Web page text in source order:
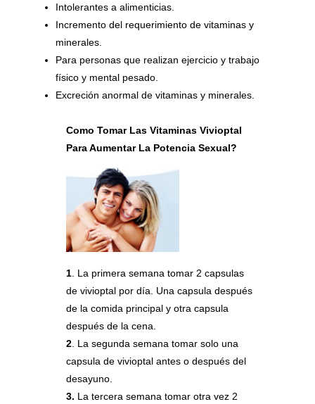
Intolerantes a alimenticias.
Incremento del requerimiento de vitaminas y
minerales.
Para personas que realizan ejercicio y trabajo
físico y mental pesado.
Excreción anormal de vitaminas y minerales.
Como Tomar Las Vitaminas Vivioptal
Para Aumentar La Potencia Sexual?
1 . La primera semana tomar 2 capsulas
de vivioptal por día. Una capsula después
de la comida principal y otra capsula
después de la cena.
2 . La segunda semana tomar solo una
capsula de vivioptal antes o después del
desayuno.
3. La tercera semana tomar otra vez 2